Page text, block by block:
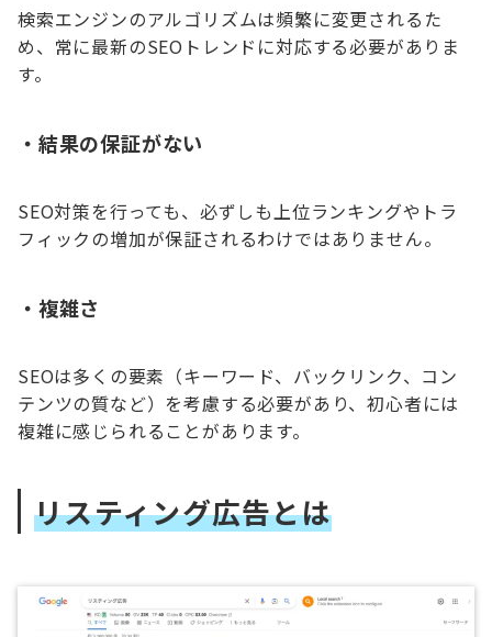
検索エンジンのアルゴリズムは頻繁に変更されるた
め、常に最新のSEOトレンドに対応する必要がありま
す。
・ 結果の保証がない
SEO対策を行っても、必ずしも上位ランキングやトラ
フィックの増加が保証されるわけではありません。
・ 複雑さ
SEOは多くの要素（キーワード、バックリンク、コン
テンツの質など）を考慮する必要があり、初心者には
複雑に感じられることがあります。
リスティング広告とは